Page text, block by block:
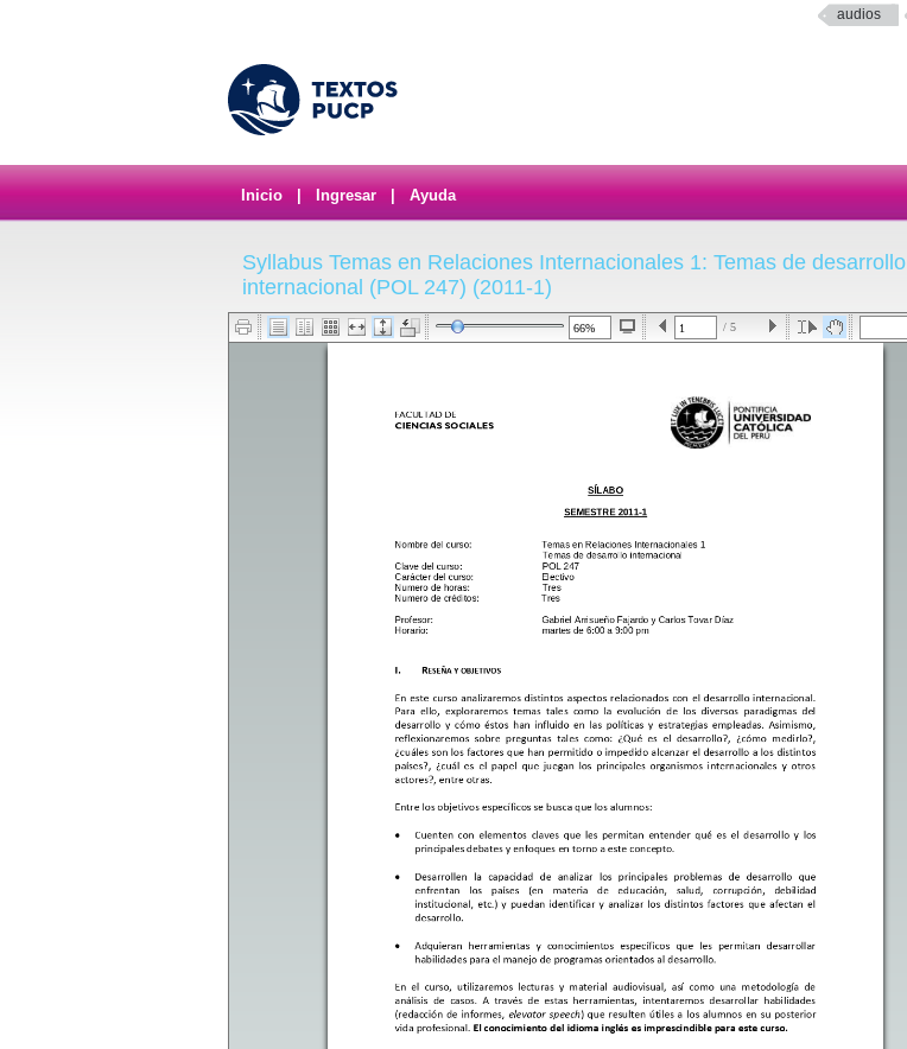
audios
Inicio Ingresar Ayuda
Syllabus Temas en Relaciones Internacionales 1: Temas de desarrollo
internacional (POL 247) (2011-1)
/ 5